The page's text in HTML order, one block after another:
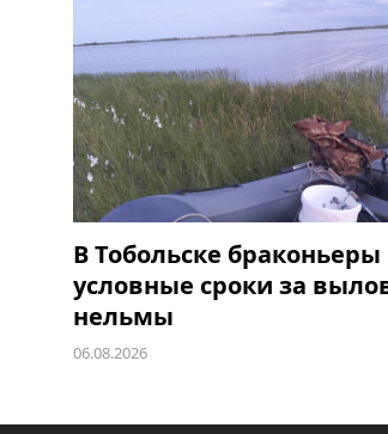
В Тобольске
условные сроки за
нельмы
06.08.2026